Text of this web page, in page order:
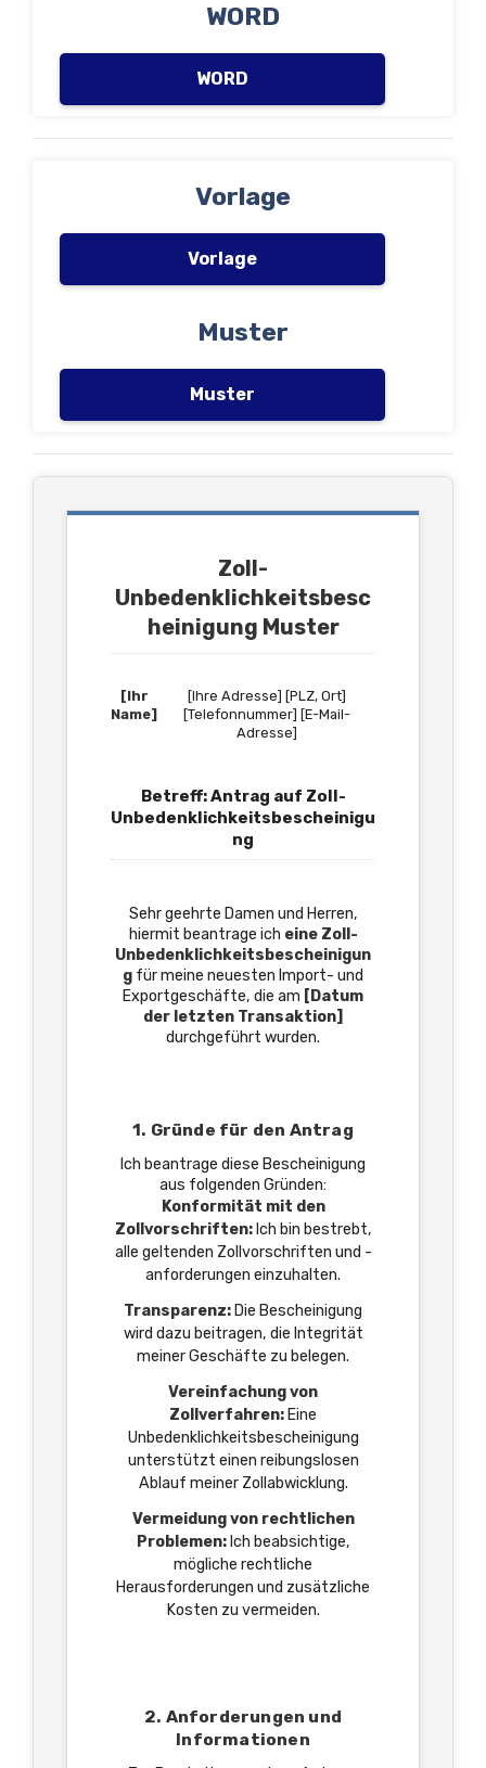
WORD
WORD
Vorlage
Vorlage
Muster
Muster
Zoll-
Unbedenklichkeitsbesc
heinigung Muster
[Ihr
Name]
[Ihre Adresse] [PLZ, Ort]
[Telefonnummer] [E-Mail-
Adresse]
Betreff: Antrag auf Zoll-
Unbedenklichkeitsbescheinigu
ng
Sehr geehrte Damen und Herren,
hiermit beantrage ich eine Zoll-
Unbedenklichkeitsbescheinigun
g für meine neuesten Import- und
Exportgeschäfte, die am [Datum
der letzten Transaktion]
durchgeführt wurden.
1. Gründe für den Antrag
Ich beantrage diese Bescheinigung
aus folgenden Gründen:
Konformität mit den
Zollvorschriften:Ich bin bestrebt,
alle geltenden Zollvorschriften und -
anforderungen einzuhalten.
Transparenz: Die Bescheinigung
wird dazu beitragen, die Integrität
meiner Geschäfte zu belegen.
Vereinfachung von
Zollverfahren: Eine
Unbedenklichkeitsbescheinigung
unterstützt einen reibungslosen
Ablauf meiner Zollabwicklung.
Vermeidung von rechtlichen
Problemen:Ich beabsichtige,
mögliche rechtliche
Herausforderungen und zusätzliche
Kosten zu vermeiden.
2. Anforderungen und
Informationen